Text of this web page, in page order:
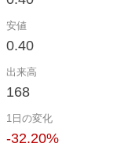
安値
0.40
出来高
168
1日の変化
-32.20%